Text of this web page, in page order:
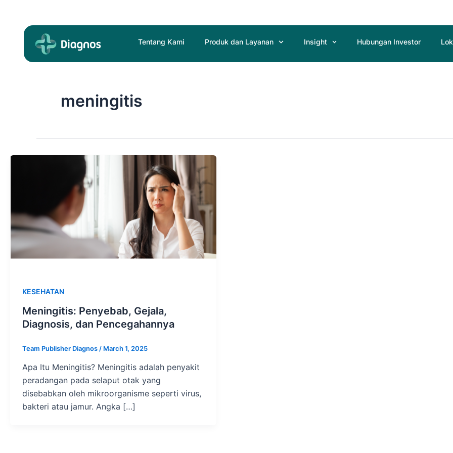
content
Tentang Kami Produk dan Layanan Insight Hubungan Investor
meningitis
KESEHATAN
Meningitis: Penyebab, Gejala,
Diagnosis, dan Pencegahannya
Team Publisher Diagnos / March 1, 2025
Apa Itu Meningitis? Meningitis adalah penyakit
peradangan pada selaput otak yang
disebabkan oleh mikroorganisme seperti virus,
bakteri atau jamur. Angka […]